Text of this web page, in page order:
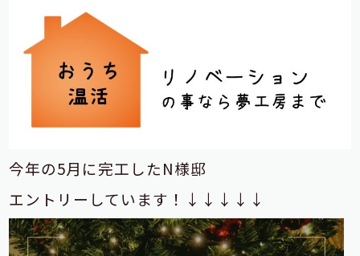
今年の5月に完工したN様邸
エントリーしています！↓↓↓↓↓